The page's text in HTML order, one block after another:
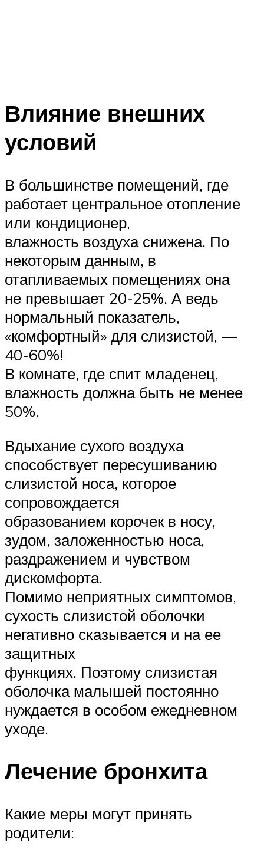
Влияние внешних
условий
В большинстве помещений, где
работает центральное отопление
или кондиционер,
влажность воздуха снижена. По
некоторым данным, в
отапливаемых помещениях она
не превышает 20-25%. А ведь
нормальный показатель,
«комфортный» для слизистой, —
40-60%!
В комнате, где спит младенец,
влажность должна быть не менее
50%.
Вдыхание сухого воздуха
способствует пересушиванию
слизистой носа, которое
сопровождается
образованием корочек в носу,
зудом, заложенностью носа,
раздражением и чувством
дискомфорта.
Помимо неприятных симптомов,
сухость слизистой оболочки
негативно сказывается и на ее
защитных
функциях. Поэтому слизистая
оболочка малышей постоянно
нуждается в особом ежедневном
уходе.
Лечение бронхита
Какие меры могут принять
родители: